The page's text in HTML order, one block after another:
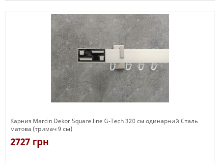
Карниз Marcin Dekor Square line G-Tech 320 см одинарний Сталь
матова (тримач 9 см)
2727 грн